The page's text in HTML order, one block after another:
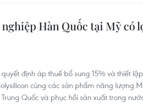
Hàn Quốc tại Mỹ có
định áp thuế bổ sung 15% và thiết lập
cùng các sản phẩm năng lượng
Quốc và phục hồi sản xuất trong